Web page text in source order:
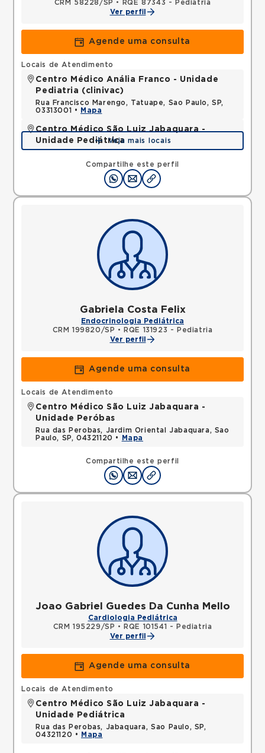
CRM 58228/SP •
RQE 87343 - Pediatria
Ver perfil
Agende uma consulta
Compartilhe este perfil
Locais de Atendimento
Centro Médico Anália Franco - Unidade
Pediatria (clinivac)
Rua Francisco Marengo, Tatuape, Sao Paulo, SP,
03313001 •
Mapa
Centro Médico São Luiz Jabaquara -
Unidade Pediátrica
Rua das Perobas, Jabaquara, Sao Paulo, SP,
Mapa
Veja mais locais
Gabriela Costa Felix
Endocrinologia Pediátrica
CRM 199820/SP •
RQE 131923 - Pediatria
Ver perfil
Agende uma consulta
Compartilhe este perfil
Locais de Atendimento
Centro Médico São Luiz Jabaquara -
Unidade Peróbas
Rua das Perobas, Jardim Oriental Jabaquara, Sao
Paulo, SP, 04321120 •
Mapa
Joao Gabriel Guedes Da Cunha Mello
Cardiologia Pediátrica
CRM 195229/SP •
RQE 101541 - Pediatria
Ver perfil
Agende uma consulta
Locais de Atendimento
Centro Médico São Luiz Jabaquara -
Unidade Pediátrica
Rua das Perobas, Jabaquara, Sao Paulo, SP,
04321120 •
Mapa